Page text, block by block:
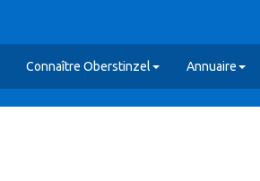
Connaître Oberstinzel Annuaire